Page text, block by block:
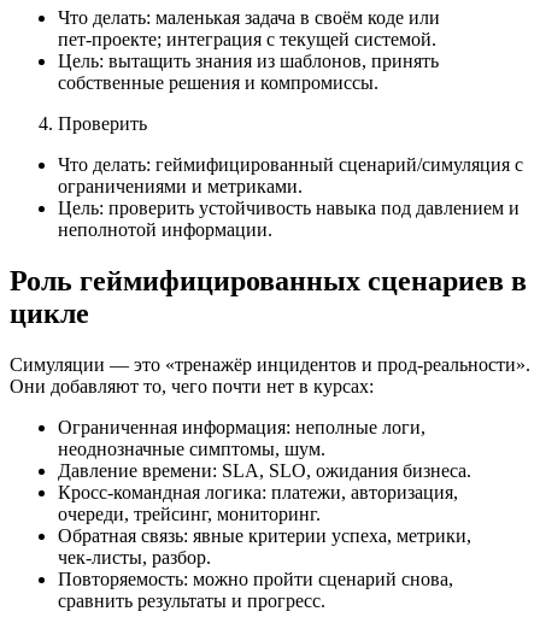
Что делать: маленькая задача в своём коде или
пет‑проекте; интеграция с текущей системой.
Цель: вытащить знания из шаблонов, принять
собственные решения и компромиссы.
Проверить
Что делать: геймифицированный сценарий/симуляция с
ограничениями и метриками.
Цель: проверить устойчивость навыка под давлением и
неполнотой информации.
Роль геймифицированных сценариев в
цикле
Симуляции — это «тренажёр инцидентов и прод‑реальности».
Они добавляют то, чего почти нет в курсах:
Ограниченная информация: неполные логи,
неоднозначные симптомы, шум.
Давление времени: SLA, SLO, ожидания бизнеса.
Кросс‑командная логика: платежи, авторизация,
очереди, трейсинг, мониторинг.
Обратная связь: явные критерии успеха, метрики,
чек‑листы, разбор.
Повторяемость: можно пройти сценарий снова,
сравнить результаты и прогресс.